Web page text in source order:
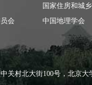
国家住房和城
会
中国地理学会
关村北大街100号，北京大